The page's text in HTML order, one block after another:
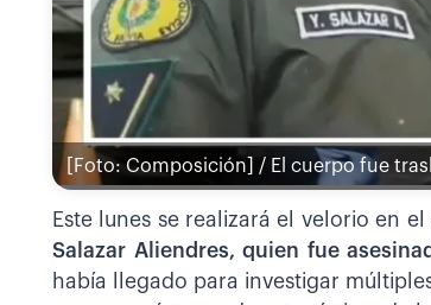
[Foto: Composición] / El cuerpo fue
Este lunes se realizará el velorio en
Salazar Aliendres, quien fue
había llegado para investigar